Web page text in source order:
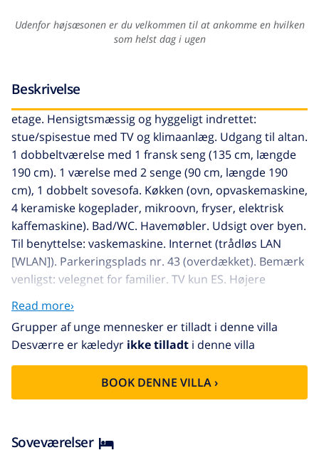
Udenfor højsæsonen er du velkommen til at ankomme en hvilken
som helst dag i ugen
Beskrivelse
etage. Hensigtsmæssig og hyggeligt indrettet:
stue/spisestue med TV og klimaanlæg. Udgang til altan.
1 dobbeltværelse med 1 fransk seng (135 cm, længde
190 cm). 1 værelse med 2 senge (90 cm, længde 190
cm), 1 dobbelt sovesofa. Køkken (ovn, opvaskemaskine,
4 keramiske kogeplader, mikroovn, fryser, elektrisk
kaffemaskine). Bad/WC. Havemøbler. Udsigt over byen.
Til benyttelse: vaskemaskine. Internet (trådløs LAN
[WLAN]). Parkeringsplads nr. 43 (overdækket). Bemærk
venligst: velegnet for familier. TV kun ES. Højere
depositum for ungdomsgrupper, € 600 i kontanter.
HUTG011364
Santa Clothilde 3 km fra Lloret de Mar: Komfortabelt
flerfamiliehus "Apt mika". Solrige beliggenhed ved
bakke, 300 m fra havet, 300 m fra stranden. Til
medbenyttelse: velplejet have, pool kantet
(01.06.-30.09.). Udendørs brus, terrasse, fælles garage
supermarked 500 m, restaurant 100 m, busstoppested
Read more›
Grupper af unge mennesker er tilladt i denne villa
Desværre er kæledyr ikke tilladt i denne villa
BOOK DENNE VILLA ›
Soveværelser